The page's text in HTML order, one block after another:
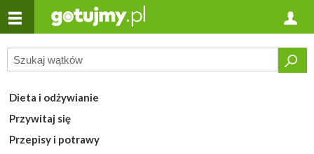
Dieta i odżywianie
Przywitaj się
Przepisy i potrawy